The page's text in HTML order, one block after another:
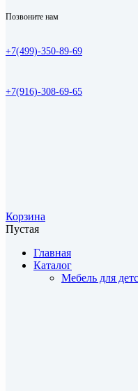
Позвоните нам
+7(499)-350-89-69
+7(916)-308-69-65
Корзина
Пустая
Главная
Каталог
Мебель для